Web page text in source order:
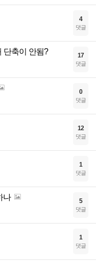
4
댓글
단축이 안됨? 17
댓글
0
댓글
12
댓글
1
댓글
나 5
댓글
1
댓글